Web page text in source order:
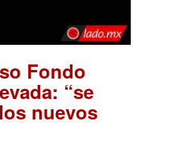
Fondo
“se
nuevos